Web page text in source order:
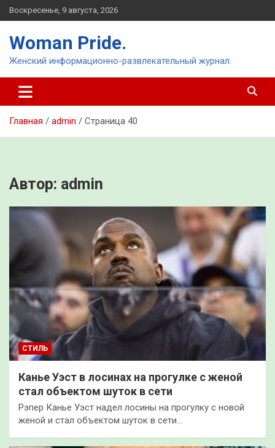
Перейти
к
Воскресенье, 9 августа, 2026
Woman Pride.
Женский информационно-развлекательный журнал.
Главная admin Страница 40
Автор: admin
СТИЛЬ
Канье Уэст в лосинах на прогулке с женой
стал объектом шуток в сети
Рэпер Канье Уэст надел лосины на прогулку с новой
женой и стал объектом шуток в сети…